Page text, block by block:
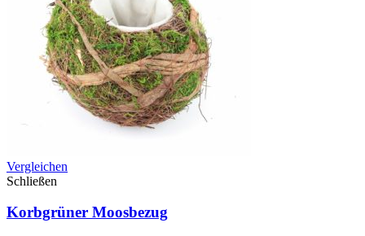
Vergleichen
Schließen
Korbgrüner Moosbezug